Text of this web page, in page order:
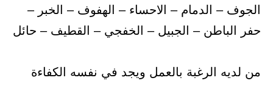
الجوف – الدمام – الاحساء – الهفوف – الخبر –
حفر الباطن – الجبيل – الخفجي – القطيف – حائل
من لديه الرغبة بالعمل ويجد في نفسه الكفاءة